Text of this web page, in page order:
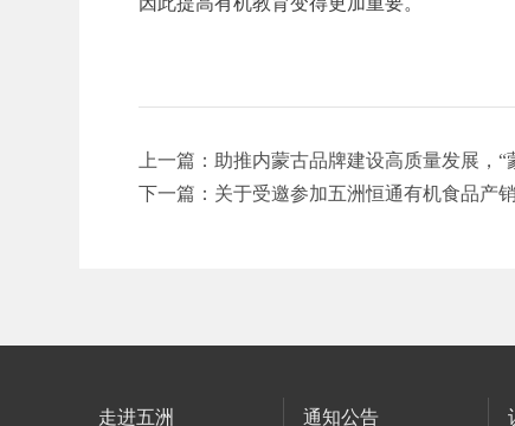
上一篇：助推内蒙古品牌建设高质量发展，
下一篇：关于受邀参加五洲恒通有机食品产
走进五洲 通知公告